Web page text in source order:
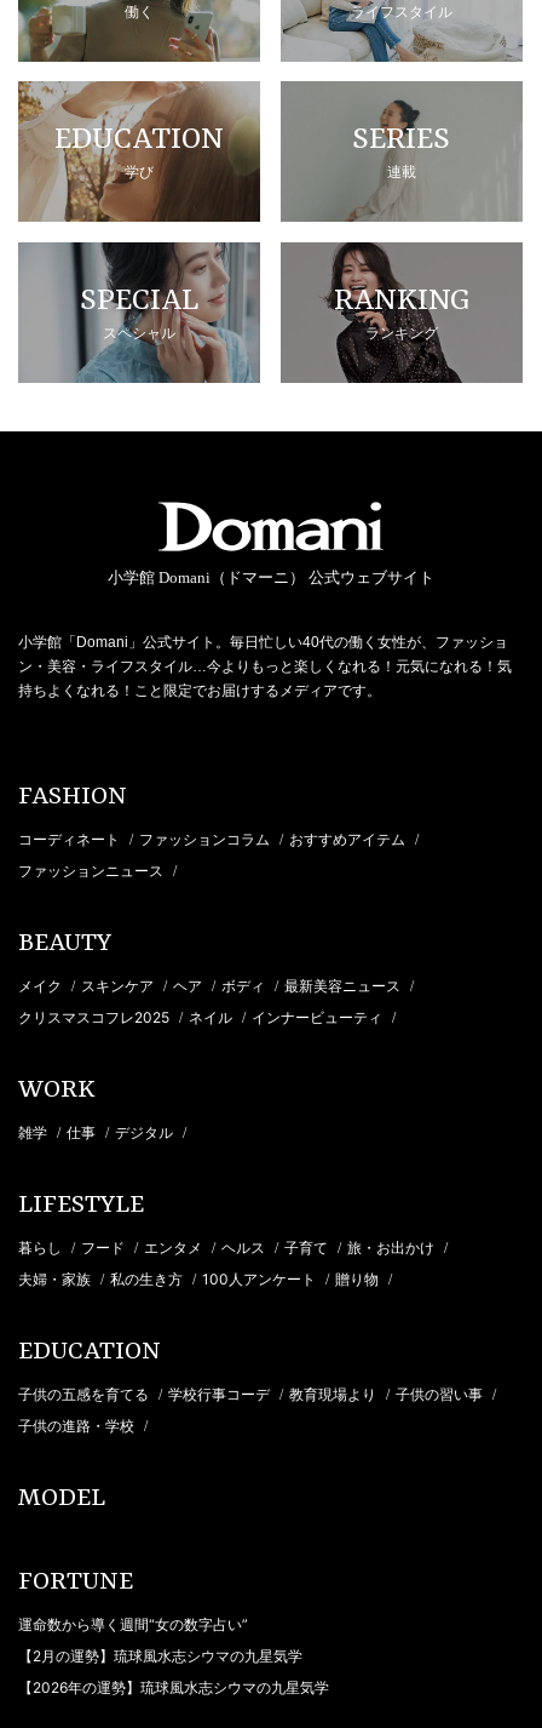
働く ライフスタイル
EDUCATION
学び
SERIES
連載
SPECIAL
スペシャル
RANKING
ランキング
小学館 Domani（ドマーニ） 公式ウェブサイト
小学館「Domani」公式サイト。毎日忙しい40代の働く女性が、ファッショ
ン・美容・ライフスタイル…今よりもっと楽しくなれる！元気になれる！気
持ちよくなれる！こと限定でお届けするメディアです。
FASHION
コーディネート / ファッションコラム / おすすめアイテム /
ファッションニュース /
BEAUTY
メイク / スキンケア / ヘア / ボディ / 最新美容ニュース /
クリスマスコフレ2025 / ネイル / インナービューティ /
WORK
雑学 / 仕事 / デジタル /
LIFESTYLE
暮らし / フード / エンタメ / ヘルス / 子育て / 旅・お出かけ /
夫婦・家族 / 私の生き方 / 100人アンケート / 贈り物 /
EDUCATION
子供の五感を育てる / 学校行事コーデ / 教育現場より / 子供の習い事 /
子供の進路・学校 /
MODEL
FORTUNE
運命数から導く週間“女の数字占い”
【2月の運勢】琉球風水志シウマの九星気学
【2026年の運勢】琉球風水志シウマの九星気学